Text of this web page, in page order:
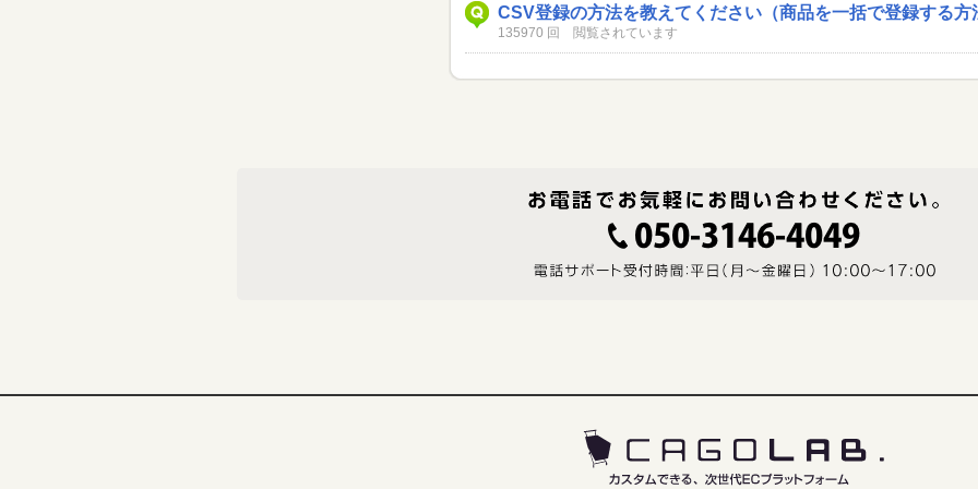
CSV登録の方法を教えてください（商品を一括で登録する方
135970 回 閲覧されています